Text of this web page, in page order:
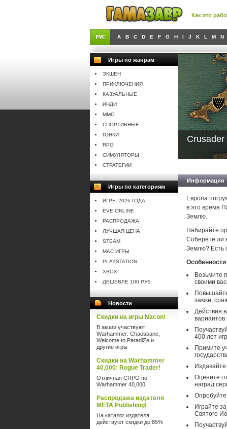
Как это
A B C D E F G H I J K L M N
Игры по жанрам
ЭКШЕН
ПРИКЛЮЧЕНИЯ
КАЗУАЛЬНЫЕ
ИНДИ
MMO
СПОРТИВНЫЕ
ГОНКИ
RPG
СИМУЛЯТОРЫ
СТРАТЕГИИ
Игры по категориям
ИГРЫ 2026 ГОДА
EVE ONLINE
РАСПРОДАЖА
ЛУЧШАЯ ЦЕНА
STEAM
MAC ИГРЫ
PLAYSTATION
XBOX
ДЕШЕВЛЕ 100 РУБ
Новости
Скидки на игры Nacon!
В акции участвуют
Warhammer: Chaosbane,
Welcome to ParadiZe и
другие игры
Скидки на Warhammer
40,000: Rogue Trader!
Отличная CRPG по
Warhammer 40,000!
Распродажа издателя
META Publishing!
На каталог издателя
действуют скидки до 85%
Информация
Европа
в это время
Землю.
Набирайте
Соберёте ли
Землю? Есть
Возьмите
своими
замки,
Действия
400 лет
Примите
Оцените
наград
Играйте
Святого